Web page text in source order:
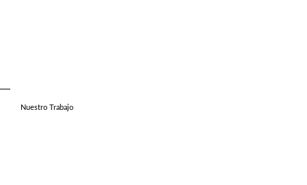
Nuestro Trabajo